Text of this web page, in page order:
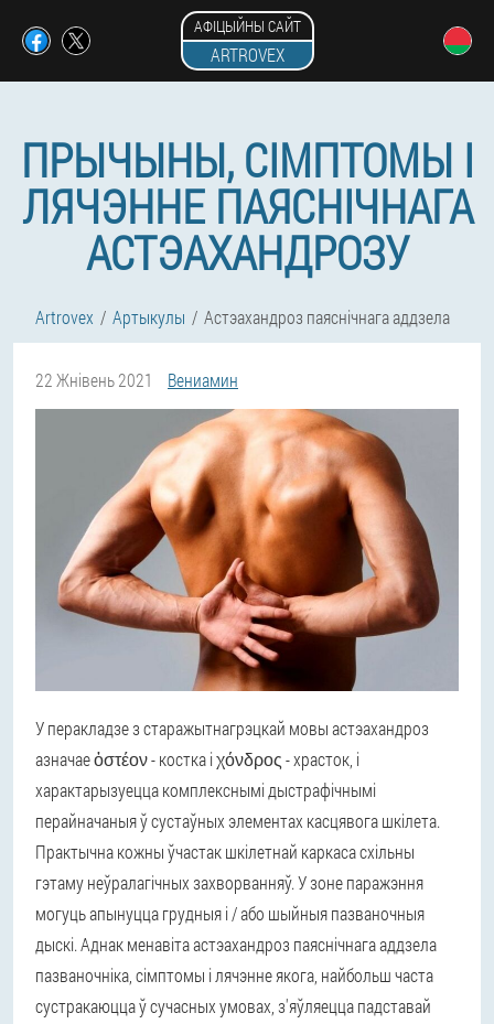
АФІЦЫЙНЫ САЙТ
ARTROVEX
ПРЫЧЫНЫ, СІМПТОМЫ І
ЛЯЧЭННЕ ПАЯСНІЧНАГА
АСТЭАХАНДРОЗУ
Artrovex Артыкулы Астэахандроз паяснічнага аддзела
22 Жнівень 2021 Вениамин
У перакладзе з старажытнагрэцкай мовы астэахандроз
азначае ὀστέον - костка і χόνδρος - храсток, і
характарызуецца комплекснымі дыстрафічнымі
перайначаныя ў сустаўных элементах касцявога шкілета.
Практычна кожны ўчастак шкілетнай каркаса схільны
гэтаму неўралагічных захворванняў. У зоне паражэння
могуць апынуцца грудныя і / або шыйныя пазваночныя
дыскі. Аднак менавіта астэахандроз паяснічнага аддзела
пазваночніка, сімптомы і лячэнне якога, найбольш часта
сустракаюцца ў сучасных умовах, з'яўляецца падставай